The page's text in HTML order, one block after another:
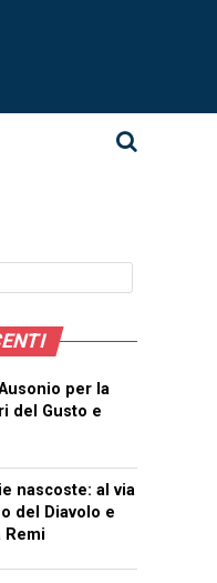
per la
del Gusto e
nascoste: al via
del Diavolo e
Remi